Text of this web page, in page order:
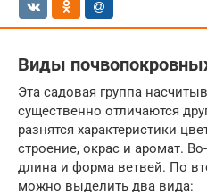
Виды
Эта садовая группа
существенно отличаются
разнятся характеристики
строение, окрас и аромат.
длина и форма ветвей. По
можно выделить два вида: